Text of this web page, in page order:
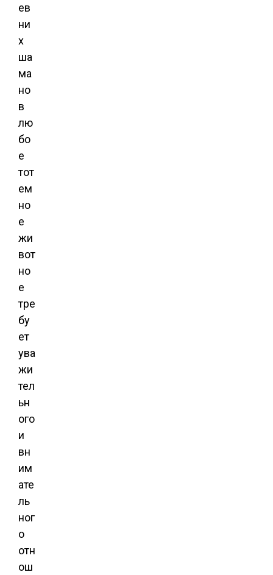
ев
ни
х
ша
ма
но
в
лю
бо
е
тот
ем
но
е
жи
вот
но
е
тре
бу
ет
ува
жи
тел
ьн
ого
и
вн
им
ате
ль
ног
о
отн
ош